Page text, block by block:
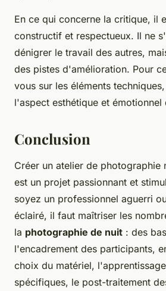
En ce qui concerne la critique, il
constructif et respectueux. Il ne
dénigrer le travail des autres,
des pistes d'amélioration. Pour
vous sur les éléments
l'aspect esthétique et émotionnel
Conclusion
Créer un atelier de photographie
est un projet passionnant et
soyez un professionnel aguerri
éclairé, il faut maîtriser les
la photographie de nuit : des
l'encadrement des participants,
choix du matériel,
spécifiques, le post-traitement